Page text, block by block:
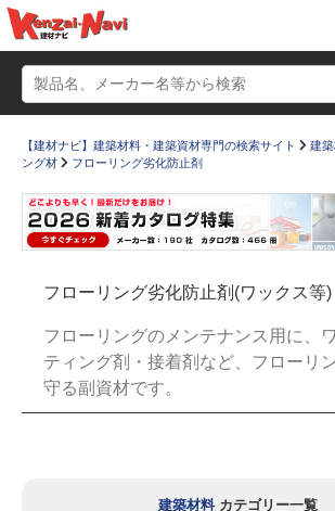
すまいリング 設計士イ
Q＆A
【建材ナビ】建築材料・建築資材専門の検索サイト 建
ング材
フローリング劣化防止剤
フローリング劣化防止剤(ワックス等)
フローリングのメンテナンス用に、
ティング剤・接着剤など、フローリ
守る副資材です。
建築材料カテゴリー一覧